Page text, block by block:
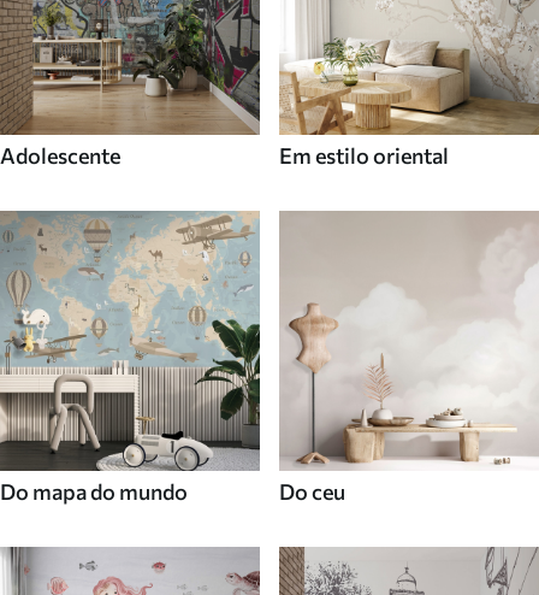
Adolescente Em estilo oriental
Do mapa do mundo Do ceu